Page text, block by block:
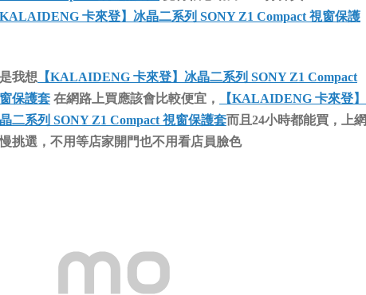
KALAIDENG 卡來登】冰晶二系列 SONY Z1 Compact 視窗保護
我想 【KALAIDENG 卡來登】冰晶二系列 SONY Z1 Compact
保護套 在網路上買應該會比較便宜，
【KALAIDENG 卡來登】
二系列 SONY Z1 Compact 視窗保護套而且24小時都能買，上網
挑選，不用等店家開門也不用看店員臉色